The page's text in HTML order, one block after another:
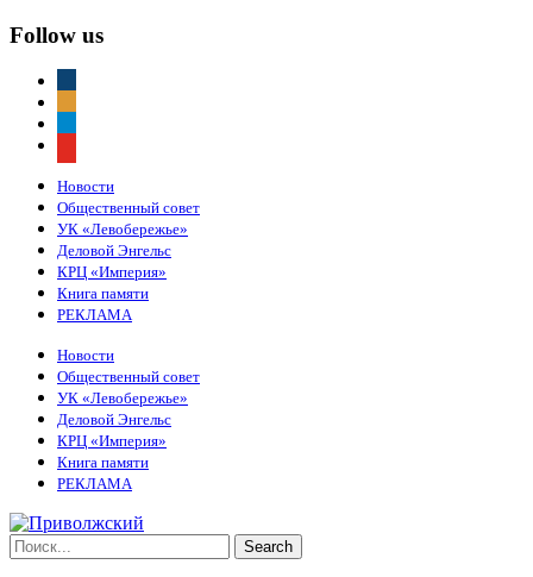
Follow us
Новости
Общественный совет
УК «Левобережье»
Деловой Энгельс
КРЦ «Империя»
Книга памяти
РЕКЛАМА
Новости
Общественный совет
УК «Левобережье»
Деловой Энгельс
КРЦ «Империя»
Книга памяти
РЕКЛАМА